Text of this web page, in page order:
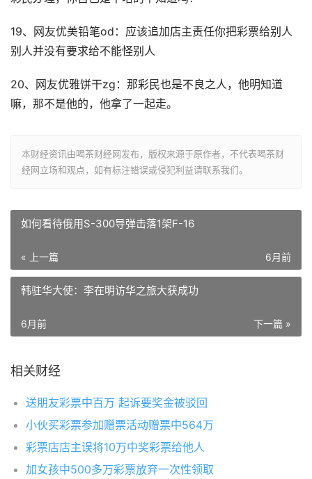
19、网友优美铅笔od：应该追加店主责任你把彩票给别人
别人并没有要求给不能怪别人
20、网友优雅饼干zg：那彩民也是不良之人，他明知道
嘛，那不是他的，他拿了一起走。
本财经资讯由喝茶财经网发布，版权来源于原作者，不代表喝茶财
经网立场和观点，如有标注错误或侵犯利益请联系我们。
如何看待俄用S-300导弹击落1架F-16
« 上一篇 6月前
韩驻华大使：李在明访华之旅大获成功
下一篇 »
6月前
相关财经
送朋友彩票中百万 起诉要奖金被驳回
小伙买彩票参加赠票活动赠票中564万
彩票店店主误将10万中奖彩票给他人
加女孩中500多万彩票放弃一次性领取